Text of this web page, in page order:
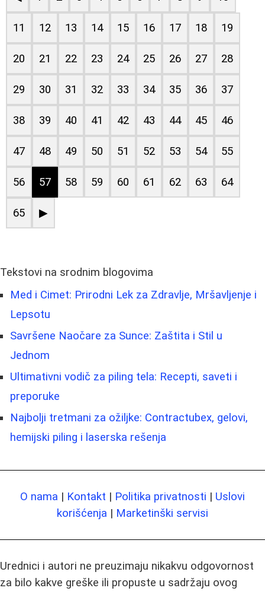
11 12 13 14 15 16 17 18 19
20 21 22 23 24 25 26 27 28
29 30 31 32 33 34 35 36 37
38 39 40 41 42 43 44 45 46
47 48 49 50 51 52 53 54 55
56 57 58 59 60 61 62 63 64
65 ▶
Tekstovi na srodnim blogovima
Med i Cimet: Prirodni Lek za Zdravlje, Mršavljenje i
Lepsotu
Savršene Naočare za Sunce: Zaštita i Stil u
Jednom
Ultimativni vodič za piling tela: Recepti, saveti i
preporuke
Najbolji tretmani za ožiljke: Contractubex, gelovi,
hemijski piling i laserska rešenja
O nama | Kontakt | Politika privatnosti | Uslovi
korišćenja | Marketinški servisi
Urednici i autori ne preuzimaju nikakvu odgovornost
za bilo kakve greške ili propuste u sadržaju ovog